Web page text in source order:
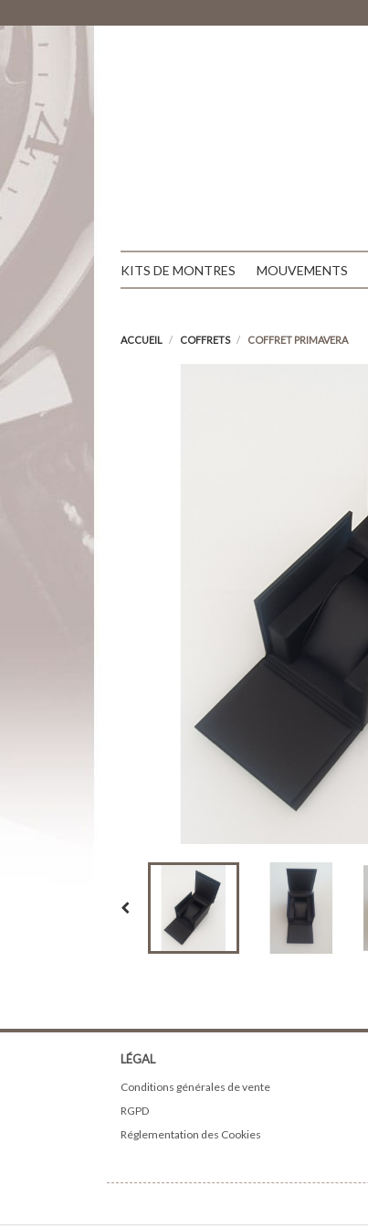
KITS DE MONTRES MOUVEMENTS
ACCUEIL COFFRETS COFFRET PRIMAVERA
LÉGAL
Conditions générales de vente
RGPD
Réglementation des Cookies